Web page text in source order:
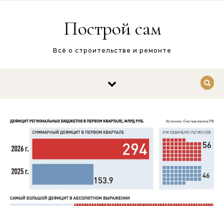
Построй сам
Всё о строительстве и ремонте